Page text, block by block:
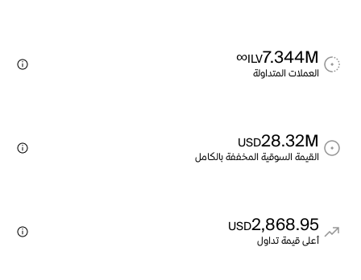
7.344M
ILV
∞
العملات المتداولة
28.32M
USD
القيمة السوقية المخففة بالكامل
2,868.95
USD
أعلى قيمة تداول